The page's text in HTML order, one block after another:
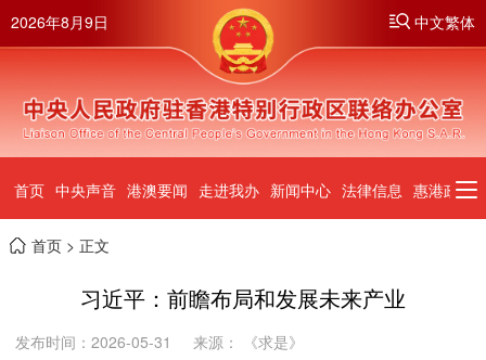
2026年8月9日 中文繁体
首页 中央声音 港澳要闻 走进我办 新闻中心 法律信息 惠港政策
首页> 正文
习近平：前瞻布局和发展未来产业
发布时间：2026-05-31 来源： 《求是》